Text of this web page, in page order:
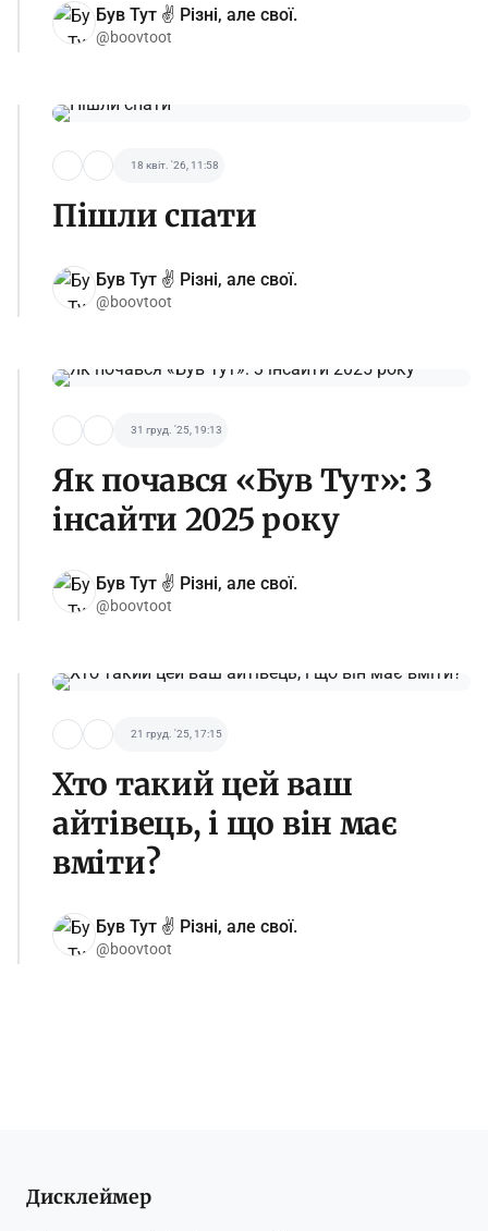
Був Тут ✌️ Різні, але свої.
@boovtoot
18 квіт. '26, 11:58
Пішли спати
Був Тут ✌️ Різні, але свої.
@boovtoot
31 груд. '25, 19:13
Як почався «Був Тут»: 3
інсайти 2025 року
Був Тут ✌️ Різні, але свої.
@boovtoot
21 груд. '25, 17:15
Хто такий цей ваш
айтівець, і що він має
вміти?
Був Тут ✌️ Різні, але свої.
@boovtoot
Дисклеймер